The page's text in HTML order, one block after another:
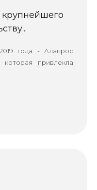
года - Алапрос
привлекла